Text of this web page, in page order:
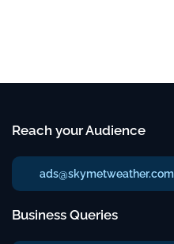
Reach your Audience
ads@skymetweather.com
Business Queries